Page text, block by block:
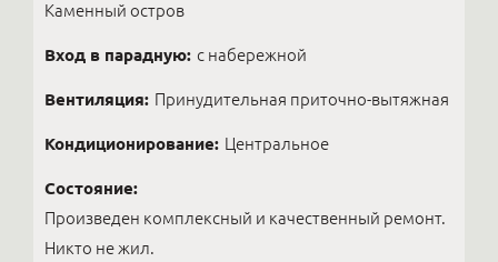
Каменный остров
Вход в парадную: с набережной
Вентиляция: Принудительная приточно-вытяжная
Кондиционирование: Центральное
Состояние:
Произведен комплексный и качественный ремонт.
Никто не жил.